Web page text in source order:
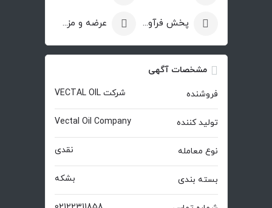
پخش فرآورده های نفتی عرضه و مزایده
مشخصات آگهی
فروشنده شرکت VECTAL OIL
تولید کننده Vectal Oil Company
نوع معامله نقدی
بسته بندی بشکه